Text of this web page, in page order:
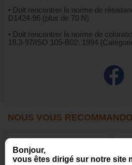
Bonjour,
vous êtes dirigé sur notre site
• Doit rencontrer la norme de
D1424-96 (plus de 70 N)
• Doit rencontrer la norme de
18.3-97/ISO 105-B02: 1994
NOUS VOUS